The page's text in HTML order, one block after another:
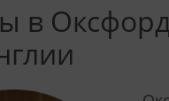
в